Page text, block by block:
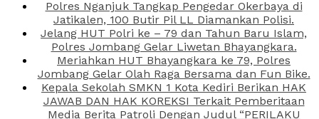
Polres Nganjuk Tangkap Pengedar Okerbaya di
Jatikalen, 100 Butir Pil LL Diamankan Polisi.
Jelang HUT Polri ke – 79 dan Tahun Baru Islam,
Polres Jombang Gelar Liwetan Bhayangkara.
Meriahkan HUT Bhayangkara ke 79, Polres
Jombang Gelar Olah Raga Bersama dan Fun Bike.
Kepala Sekolah SMKN 1 Kota Kediri Berikan HAK
JAWAB DAN HAK KOREKSI Terkait Pemberitaan
Media Berita Patroli Dengan Judul “PERILAKU